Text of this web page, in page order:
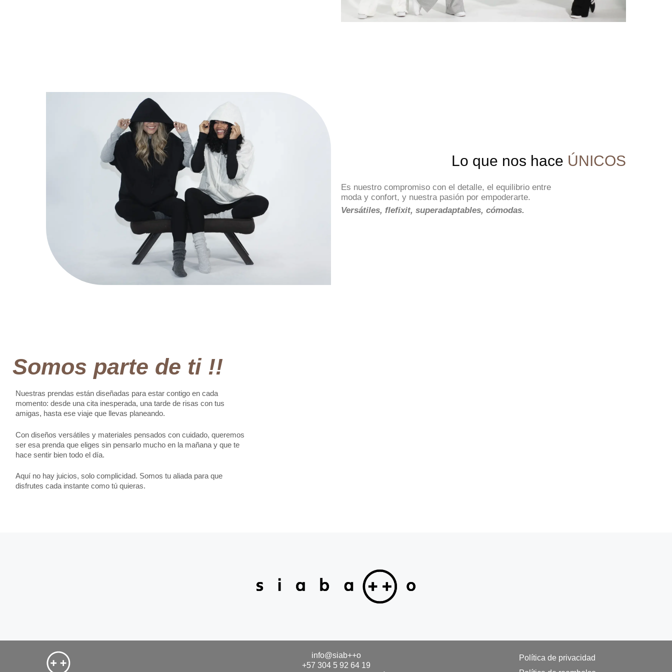
Lo que nos hace ÚNICOS
Es nuestro compromiso con el detalle, el equilibrio entre
moda y confort, y nuestra pasión por empoderarte.
Versátiles, flefixit, superadaptables, cómodas.
Somos parte de ti !!
Nuestras prendas están diseñadas para estar contigo en cada
momento: desde una cita inesperada, una tarde de risas con tus
amigas, hasta ese viaje que llevas planeando.
Con diseños versátiles y materiales pensados con cuidado, queremos
ser esa prenda que eliges sin pensarlo mucho en la mañana y que te
hace sentir bien todo el día.
Aquí no hay juicios, solo complicidad. Somos tu aliada para que
disfrutes cada instante como tú quieras.
info@siab++o
+57 304 5 92 64 19
Política de privacidad